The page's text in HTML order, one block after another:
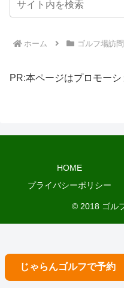
ホーム ゴルフ場訪
PR:本ページはプロモー
HOME
プライバシーポリシー
© 2018 ゴル
じゃらんゴルフで予約